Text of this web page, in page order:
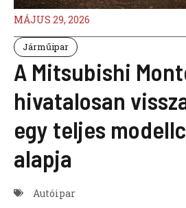
MÁJUS 29, 2026
Járműipar
A Mitsubishi
hivatalosan
egy teljes
alapja
Autóipar